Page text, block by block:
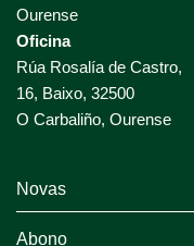
Ourense
Oficina
Rúa Rosalía de Castro,
16, Baixo, 32500
O Carbaliño, Ourense
Novas
Abono